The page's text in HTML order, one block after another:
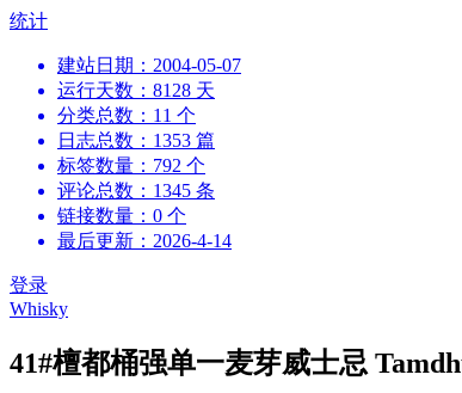
跳
统计
建站日期：2004-05-07
运行天数：8128 天
分类总数：11 个
日志总数：1353 篇
标签数量：792 个
评论总数：1345 条
链接数量：0 个
最后更新：2026-4-14
登录
Whisky
41#檀都桶强单一麦芽威士忌